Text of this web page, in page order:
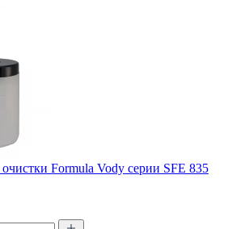
Formula Vody серии SFE 835